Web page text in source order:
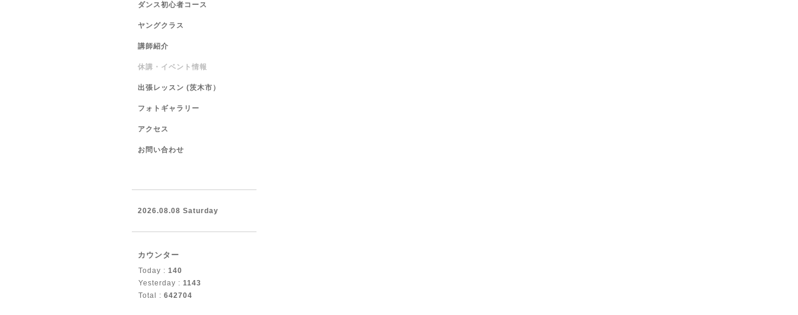
ダンス初心者コース
ヤングクラス
講師紹介
休講・イベント情報
出張レッスン (茨木市）
フォトギャラリー
アクセス
お問い合わせ
2026.08.08 Saturday
カウンター
Today : 140
Yesterday : 1143
Total : 642704